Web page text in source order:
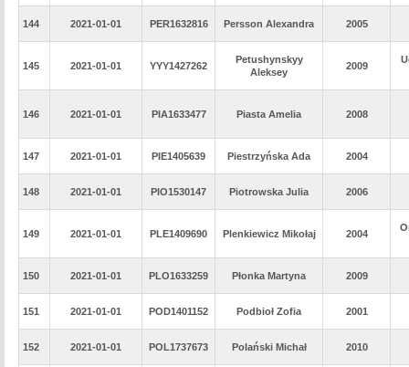
144 2021-01-01 PER1632816 Persson Alexandra 2005
145 2021-01-01 YYY1427262
Petushynskyy
Aleksey
2009
146 2021-01-01 PIA1633477 Piasta Amelia 2008
147 2021-01-01 PIE1405639 Piestrzyńska Ada 2004
148 2021-01-01 PIO1530147 Piotrowska Julia 2006
149 2021-01-01 PLE1409690 Plenkiewicz Mikołaj 2004
150 2021-01-01 PLO1633259 Płonka Martyna 2009
151 2021-01-01 POD1401152 Podbioł Zofia 2001
152 2021-01-01 POL1737673 Polański Michał 2010